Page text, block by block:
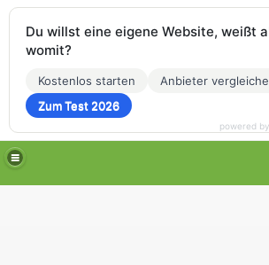
Du willst eine eigene Website, weißt
womit?
Kostenlos starten
Anbieter
Zum Test 2026
powered